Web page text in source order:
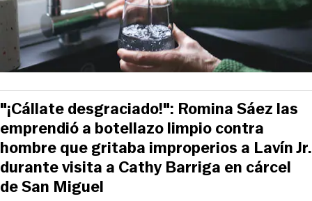
"¡Cállate desgraciado!": Romina Sáez las
emprendió a botellazo limpio contra
hombre que gritaba improperios a Lavín Jr.
durante visita a Cathy Barriga en cárcel
de San Miguel